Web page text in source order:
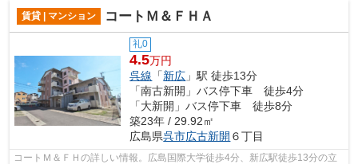
賃貸 | マンション コートＭ＆ＦＨＡ
礼0
4.5万円
呉線 「新広 」駅 徒歩13分
「南古新開」バス停下車 徒歩4分
「大新開」バス停下車 徒歩8分
築23年 / 29.92㎡
広島県呉市広古新開 ６丁目
コートＭ＆ＦＨの詳しい情報。広島国際大学徒歩4分、新広駅徒歩13分の立